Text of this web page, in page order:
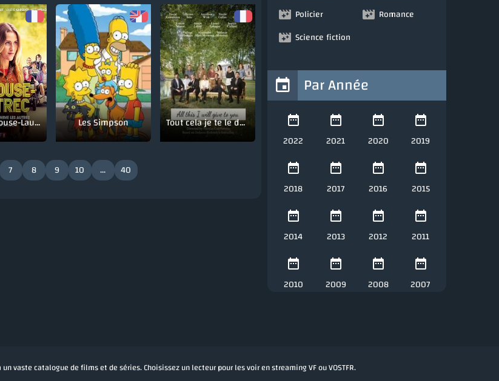
Lycée Toulouse-Lautrec Les Simpson Tout cela je te le donnerai
7 8 9 10 ... 40
Policier
Romance
Science fiction
Par Année
2022 2021 2020 2019
2018 2017 2016 2015
2014 2013 2012 2011
2010 2009 2008 2007
vaste catalogue de films et de séries. Choisissez un lecteur pour les voir en streaming VF ou VOSTFR.